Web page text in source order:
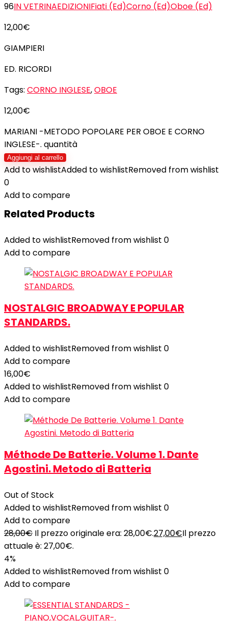
96IN VETRINAEDIZIONIFiati (Ed)Corno (Ed)Oboe (Ed)
12,00€
GIAMPIERI
ED. RICORDI
Tags: CORNO INGLESE,OBOE
12,00€
MARIANI -METODO POPOLARE PER OBOE E CORNO
INGLESE-. quantità
Aggiungi al carrello
Add to wishlistAdded to wishlistRemoved from wishlist
0
Add to compare
Related Products
Added to wishlistRemoved from wishlist 0
Add to compare
NOSTALGIC BROADWAY E POPULAR
STANDARDS.
Added to wishlistRemoved from wishlist 0
Add to compare
16,00€
Added to wishlistRemoved from wishlist 0
Add to compare
Méthode De Batterie. Volume 1. Dante
Agostini. Metodo di Batteria
Out of Stock
Added to wishlistRemoved from wishlist 0
Add to compare
28,00€ Il prezzo originale era: 28,00€.27,00€Il prezzo
attuale è: 27,00€.
4%
Added to wishlistRemoved from wishlist 0
Add to compare